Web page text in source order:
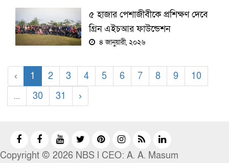
৫ হাজার পেশাজীবীকে প্রশিক্ষণ দেবে
গ্রিন এইচআর ফাউন্ডেশন
৪ জানুয়ারী, ২০২৬
‹ 1 2 3 4 5 6 7 8 9
10
...
30 31 ›
Copyright © 2026 NBS l CEO: A. A. Masum